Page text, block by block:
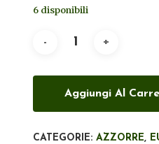
€1,00.
6 disponibili
Aggiungi Al
CATEGORIE:AZZORRE,